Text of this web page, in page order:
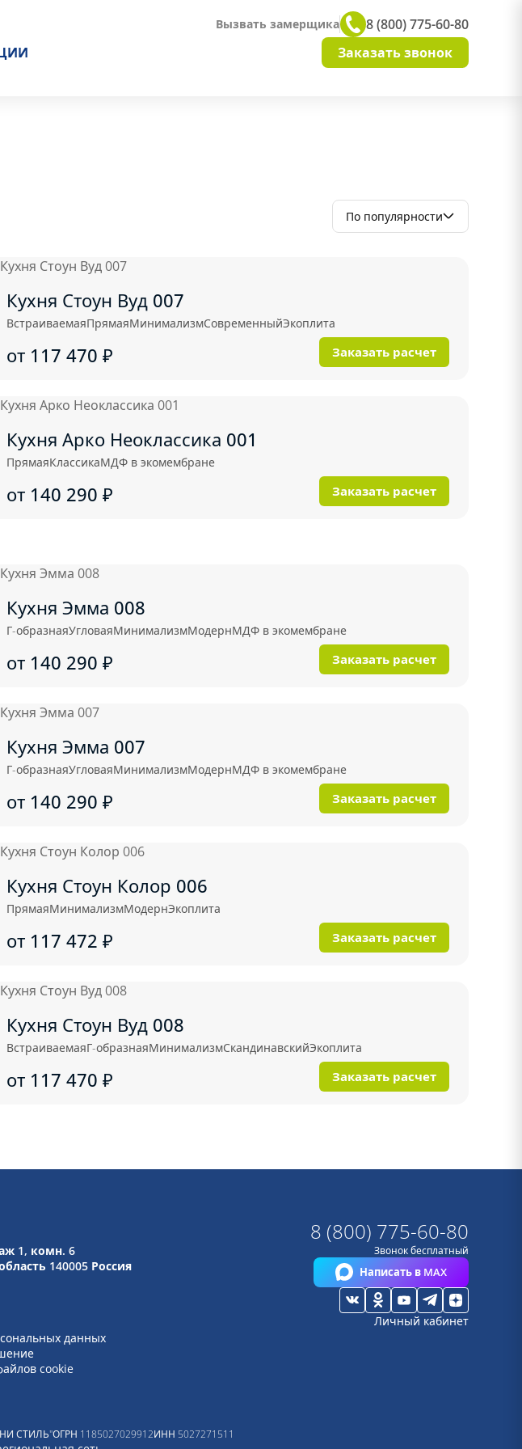
Вызвать замерщика
8 (800) 775-60-80
Заказать звонок
По популярности
Кухня Стоун Вуд 007
ВстраиваемаяПрямаяМинимализмСовременныйЭкоплита
от 117 470 ₽ Заказать расчет
Кухня Арко Неоклассика 001
ПрямаяКлассикаМДФ в экомембране
от 140 290 ₽ Заказать расчет
Кухня Эмма 008
Г-образнаяУгловаяМинимализмМодернМДФ в экомембране
от 140 290 ₽ Заказать расчет
Кухня Эмма 007
Г-образнаяУгловаяМинимализмМодернМДФ в экомембране
от 140 290 ₽ Заказать расчет
Кухня Стоун Колор 006
ПрямаяМинимализмМодернЭкоплита
от 117 472 ₽ Заказать расчет
Кухня Стоун Вуд 008
ВстраиваемаяГ-образнаяМинимализмСкандинавскийЭкоплита
от 117 470 ₽ Заказать расчет
1, комн. 6
140005 Россия
данных
cookie
8 (800) 775-60-80
Звонок бесплатный
Написать в MAX
Личный кабинет
СТИЛЬ"ОГРН 1185027029912ИНН 5027271511